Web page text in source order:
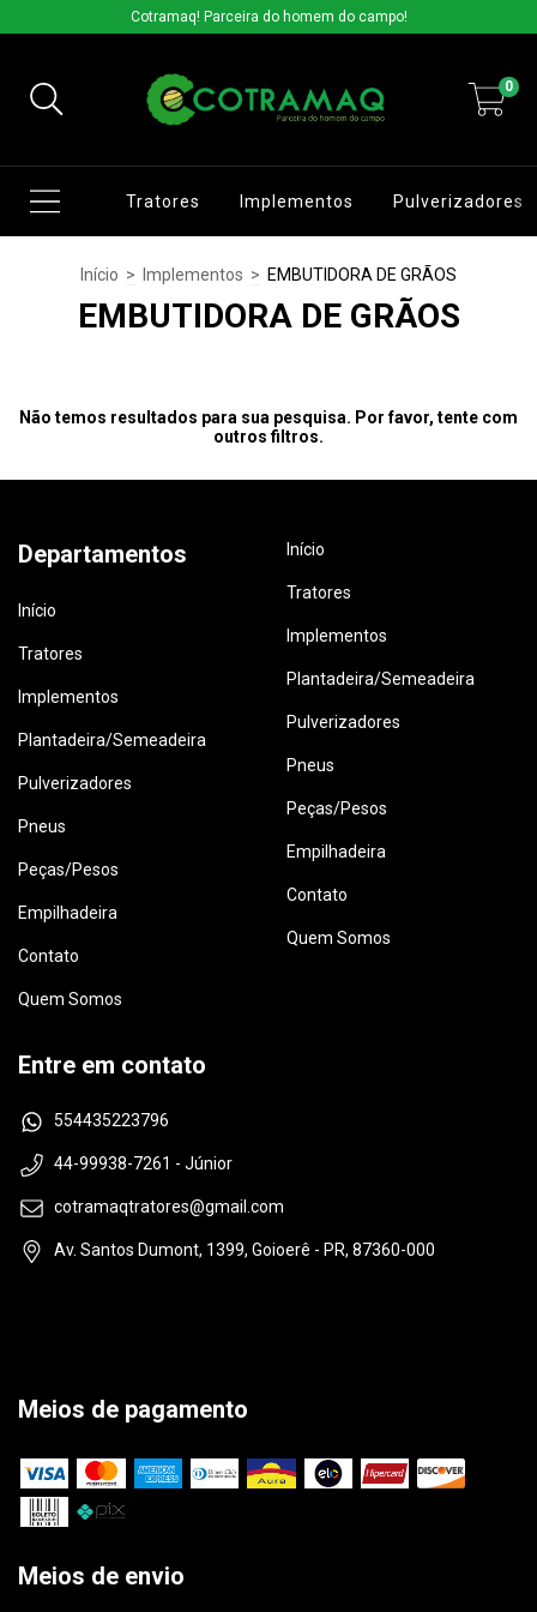
Cotramaq! Parceira do homem do campo!
0
Tratores Implementos Pulverizadores
Início > Implementos > EMBUTIDORA DE GRÃOS
EMBUTIDORA DE GRÃOS
Não temos resultados para sua pesquisa. Por favor, tente com
outros filtros.
Departamentos
Início
Tratores
Implementos
Plantadeira/Semeadeira
Pulverizadores
Pneus
Peças/Pesos
Empilhadeira
Contato
Quem Somos
Início
Tratores
Implementos
Plantadeira/Semeadeira
Pulverizadores
Pneus
Peças/Pesos
Empilhadeira
Contato
Quem Somos
Entre em contato
554435223796
44-99938-7261 - Júnior
cotramaqtratores@gmail.com
Av. Santos Dumont, 1399, Goioerê - PR, 87360-000
Meios de pagamento
Meios de envio